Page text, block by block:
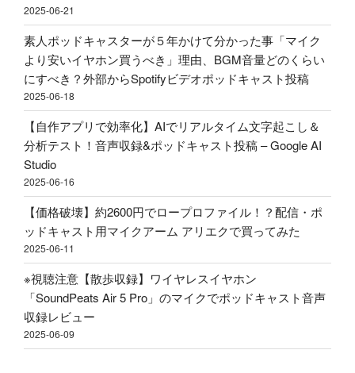
キ
ャ
ス
ト
投
稿"
の
の
ム
ア
リ
エ
ク
で
買
っ
て
み
た"
の
2025-06-21
素人ポッドキャスターが５年かけて分かった事「マイク
より安いイヤホン買うべき」理由、BGM音量どのくらい
にすべき？外部からSpotifyビデオポッドキャスト投稿
2025-06-18
【自作アプリで効率化】AIでリアルタイム文字起こし＆
分析テスト！音声収録&ポッドキャスト投稿 – Google AI
Studio
2025-06-16
【価格破壊】約2600円でロープロファイル！？配信・ポ
ッドキャスト用マイクアーム アリエクで買ってみた
2025-06-11
※視聴注意【散歩収録】ワイヤレスイヤホン
「SoundPeats Air 5 Pro」のマイクでポッドキャスト音声
収録レビュー
2025-06-09